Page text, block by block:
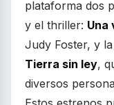
plataforma dos
y el thriller: Una
Judy Foster, y
Tierra sin ley,
diversos